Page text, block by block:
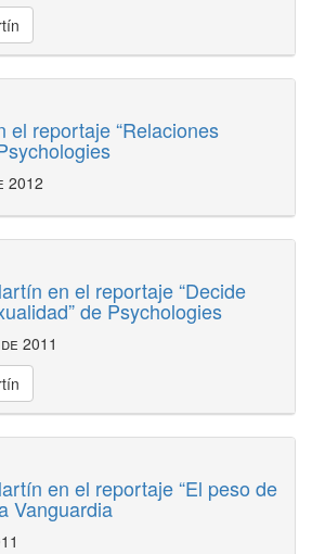
el reportaje “Relaciones
2012
en el reportaje “Decide
de Psychologies
2011
en el reportaje “El peso de
Vanguardia